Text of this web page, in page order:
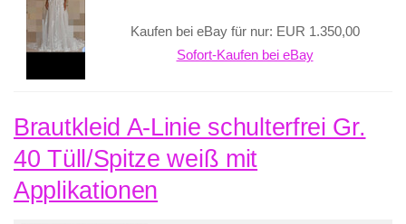
Kaufen bei eBay für nur: EUR 1.350,00
Sofort-Kaufen bei eBay
Brautkleid A-Linie schulterfrei Gr.
40 Tüll/Spitze weiß mit
Applikationen